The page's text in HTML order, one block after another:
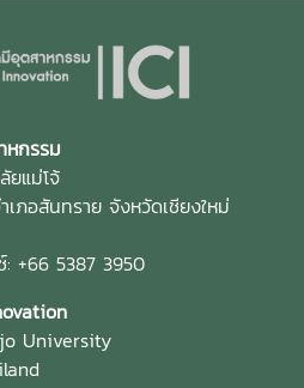
หกรรม
ยแม่โจ้
ภอสันทราย จังหวัดเชียงใหม่
+66 5387 3950
University